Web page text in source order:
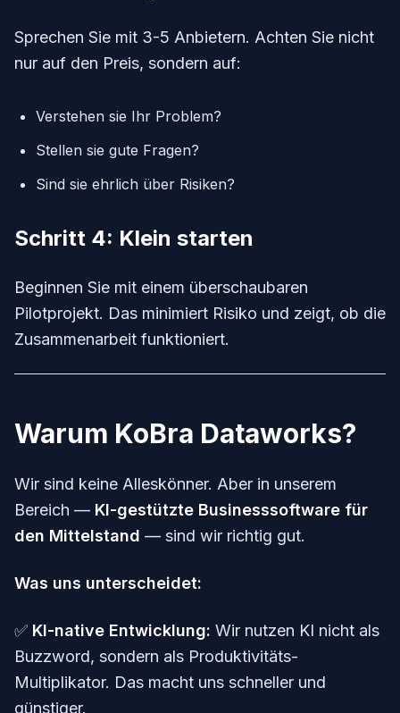
Sprechen Sie mit 3-5 Anbietern. Achten Sie nicht
nur auf den Preis, sondern auf:
Verstehen sie Ihr Problem?
Stellen sie gute Fragen?
Sind sie ehrlich über Risiken?
Schritt 4: Klein starten
Beginnen Sie mit einem überschaubaren
Pilotprojekt. Das minimiert Risiko und zeigt, ob die
Zusammenarbeit funktioniert.
Warum KoBra Dataworks?
Wir sind keine Alleskönner. Aber in unserem
Bereich — KI-gestützte Businesssoftware für
den Mittelstand — sind wir richtig gut.
Was uns unterscheidet:
✅ KI-native Entwicklung: Wir nutzen KI nicht als
Buzzword, sondern als Produktivitäts-
Multiplikator. Das macht uns schneller und
günstiger.